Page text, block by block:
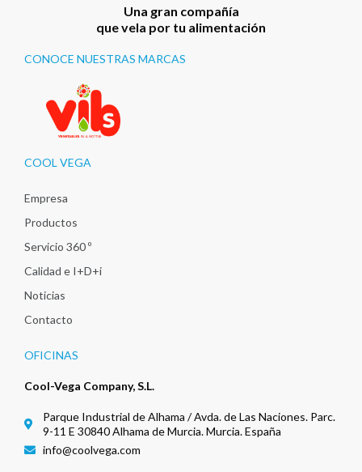
Una gran compañía
que vela por tu alimentación
CONOCE NUESTRAS MARCAS
COOL VEGA
Empresa
Productos
Servicio 360 º
Calidad e I+D+i
Noticias
Contacto
OFICINAS
Cool-Vega Company, S.L.
Parque Industrial de Alhama / Avda. de Las Naciones. Parc.
9-11 E 30840 Alhama de Murcia. Murcia. España
info@coolvega.com